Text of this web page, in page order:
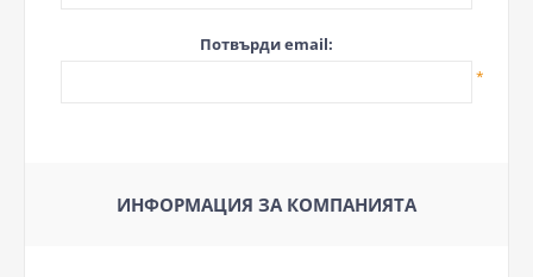
Потвърди email:
*
ИНФОРМАЦИЯ ЗА КОМПАНИЯТА